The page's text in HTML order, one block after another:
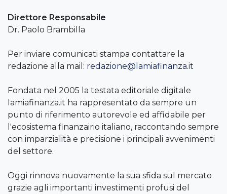
Direttore Responsabile
Dr. Paolo Brambilla
Per inviare comunicati stampa contattare la
redazione alla mail: redazione@lamiafinanza.it
Fondata nel 2005 la testata editoriale digitale
lamiafinanza.it ha rappresentato da sempre un
punto di riferimento autorevole ed affidabile per
l'ecosistema finanzairio italiano, raccontando sempre
con imparzialità e precisione i principali avvenimenti
del settore.
Oggi rinnova nuovamente la sua sfida sul mercato
grazie agli importanti investimenti profusi del